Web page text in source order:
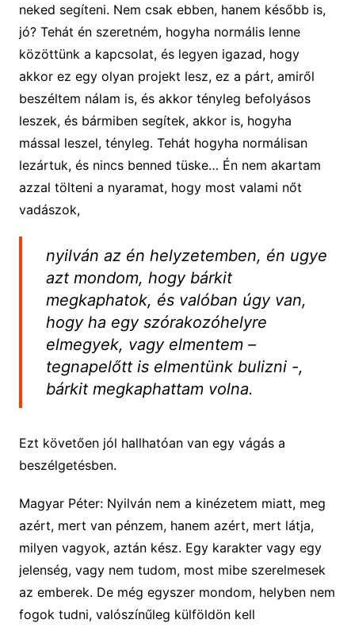
neked segíteni. Nem csak ebben, hanem később is,
jó? Tehát én szeretném, hogyha normális lenne
közöttünk a kapcsolat, és legyen igazad, hogy
akkor ez egy olyan projekt lesz, ez a párt, amiről
beszéltem nálam is, és akkor tényleg befolyásos
leszek, és bármiben segítek, akkor is, hogyha
mással leszel, tényleg. Tehát hogyha normálisan
lezártuk, és nincs benned tüske… Én nem akartam
azzal tölteni a nyaramat, hogy most valami nőt
vadászok,
nyilván az én helyzetemben, én ugye
azt mondom, hogy bárkit
megkaphatok, és valóban úgy van,
hogy ha egy szórakozóhelyre
elmegyek, vagy elmentem –
tegnapelőtt is elmentünk bulizni -,
bárkit megkaphattam volna.
Ezt követően jól hallhatóan van egy vágás a
beszélgetésben.
Magyar Péter: Nyilván nem a kinézetem miatt, meg
azért, mert van pénzem, hanem azért, mert látja,
milyen vagyok, aztán kész. Egy karakter vagy egy
jelenség, vagy nem tudom, most mibe szerelmesek
az emberek. De még egyszer mondom, helyben nem
fogok tudni, valószínűleg külföldön kell